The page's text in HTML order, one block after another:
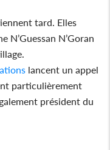
tard. Elles
N’Guessan N’Goran
lancent un appel
particulièrement
président du